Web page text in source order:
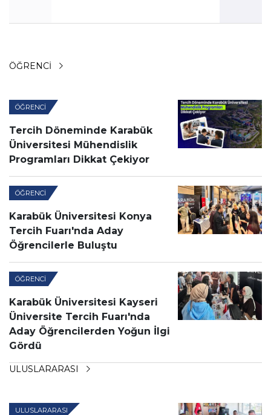
ÖĞRENCI
ÖĞRENCI
Tercih Döneminde Karabük
Üniversitesi Mühendislik
Programları Dikkat Çekiyor
ÖĞRENCI
Karabük Üniversitesi Konya
Tercih Fuarı'nda Aday
Öğrencilerle Buluştu
ÖĞRENCI
Karabük Üniversitesi Kayseri
Üniversite Tercih Fuarı'nda
Aday Öğrencilerden Yoğun İlgi
Gördü
ULUSLARARASI
ULUSLARARASI